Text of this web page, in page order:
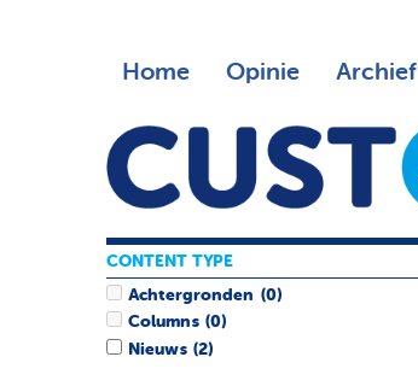
Home Opinie Archief
CONTENT TYPE
Achtergronden (0)
Columns (0)
Nieuws (2)